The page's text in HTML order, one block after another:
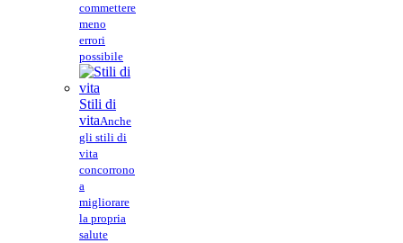
commettere
meno
errori
possibile
Stili di
vitaAnche
gli stili di
vita
concorrono
a
migliorare
la propria
salute